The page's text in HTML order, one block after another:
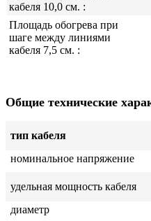
кабеля 10,0 см. :
Площадь обогрева при
шаге между линиями
кабеля 7,5 см. :
Общие технические
тип кабеля
номинальное напряжение
удельная мощность кабеля
диаметр